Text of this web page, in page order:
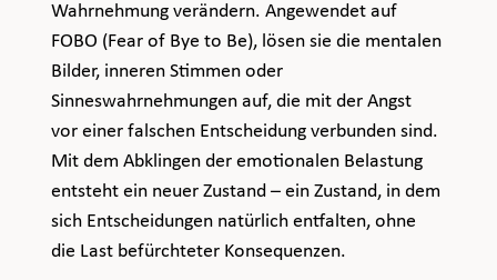
Wahrnehmung verändern. Angewendet auf
FOBO (Fear of Bye to Be), lösen sie die mentalen
Bilder, inneren Stimmen oder
Sinneswahrnehmungen auf, die mit der Angst
vor einer falschen Entscheidung verbunden sind.
Mit dem Abklingen der emotionalen Belastung
entsteht ein neuer Zustand – ein Zustand, in dem
sich Entscheidungen natürlich entfalten, ohne
die Last befürchteter Konsequenzen.